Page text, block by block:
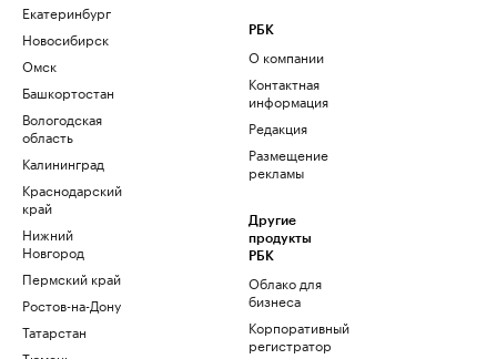
Екатеринбург
Новосибирск
Омск
Башкортостан
Вологодская
область
Калининград
Краснодарский
край
Нижний
Новгород
Пермский край
Ростов-на-Дону
Татарстан
РБК
О компании
Контактная
информация
Редакция
Размещение
рекламы
Другие
продукты
РБК
Облако для
бизнеса
Корпоративный
регистратор